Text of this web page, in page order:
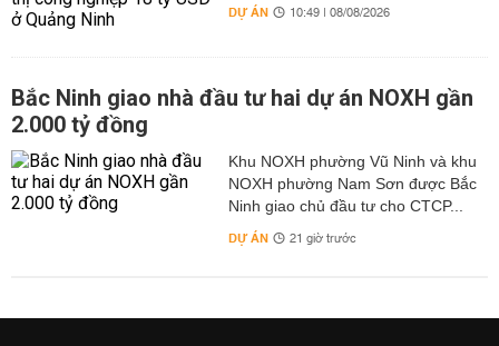
DỰ ÁN 10:49 | 08/08/2026
Bắc Ninh giao nhà đầu tư hai dự án NOXH gần
2.000 tỷ đồng
Khu NOXH phường Vũ Ninh và khu
NOXH phường Nam Sơn được Bắc
Ninh giao chủ đầu tư cho CTCP...
DỰ ÁN 21 giờ trước